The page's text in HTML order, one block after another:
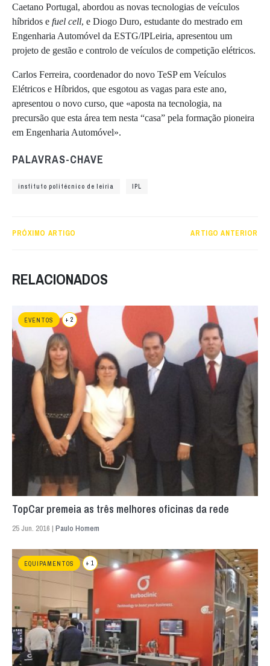
Caetano Portugal, abordou as novas tecnologias de veículos
híbridos e fuel cell, e Diogo Duro, estudante do mestrado em
Engenharia Automóvel da ESTG/IPLeiria, apresentou um
projeto de gestão e controlo de veículos de competição elétricos.
Carlos Ferreira, coordenador do novo TeSP em Veículos
Elétricos e Híbridos, que esgotou as vagas para este ano,
apresentou o novo curso, que «aposta na tecnologia, na
precursão que esta área tem nesta “casa” pela formação pioneira
em Engenharia Automóvel».
PALAVRAS-CHAVE
instituto politécnico de leiria IPL
PRÓXIMO ARTIGO ARTIGO ANTERIOR
RELACIONADOS
EVENTOS + 2
TopCar premeia as três melhores oficinas da rede
25 Jun. 2016 | Paulo Homem
EQUIPAMENTOS + 1